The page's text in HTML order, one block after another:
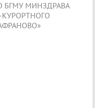
БГМУ МИНЗДРАВА